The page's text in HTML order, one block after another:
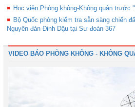
Học viện Phòng không-Không quân trước
Bộ Quốc phòng kiểm tra sẵn sàng chiến
Nguyên đán Đinh Dậu tại Sư đoàn 367
VIDEO BÁO PHÒNG KHÔNG - KHÔNG